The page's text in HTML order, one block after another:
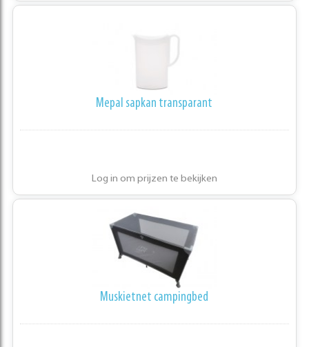
Mepal sapkan transparant
Log in om prijzen te bekijken
Muskietnet campingbed